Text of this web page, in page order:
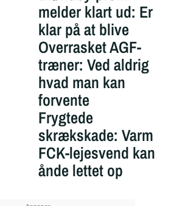
melder klart ud: Er
klar på at blive
Overrasket AGF-
træner: Ved aldrig
hvad man kan
forvente
Frygtede
skrækskade: Varm
FCK-lejesvend kan
ånde lettet op